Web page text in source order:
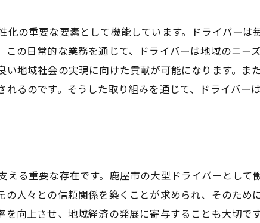
来展望
献を両立する鹿屋市での働き方
ための技術導入
計画の工夫
を両立する取り組み
可能なビジネスモデル
クが鹿屋市でのやりがいを生む理由
の重要な要素として機能しています。ドライバーは
の日常的な業務を通じて、ドライバーは地域のニー
地域社会の実現に向けた貢献が可能になります。ま
るのです。そうした取り組みを通じて、ドライバー
る重要な存在です。鹿屋市の大型ドライバーとして
人々との信頼関係を築くことが求められ、そのため
向上させ、地域経済の発展に寄与することも大切で